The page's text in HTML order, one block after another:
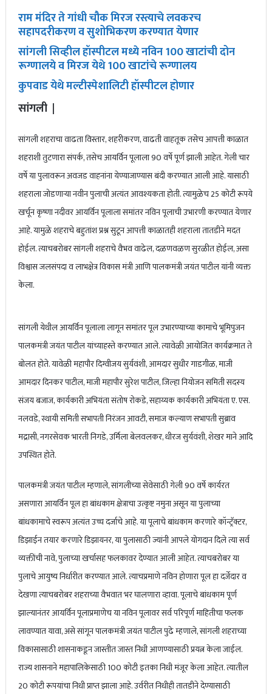
राम मंदिर ते गांधी चौक मिरज रस्त्याचे लवकरच
सहापदरीकरण व सुशोभिकरण करण्यात येणार
सांगली सिव्हील हॉस्पीटल मध्ये नविन 100 खाटांची दोन
रूग्णालये व मिरज येथे 100 खाटांचे रूग्णालय
कुपवाड येथे मल्टीस्पेशालिटी हॉस्पीटल होणार
सांगली |
सांगली शहराचा वाढता विस्तार, शहरीकरण, वाढती वाहतूक तसेच आपत्ती काळात
शहराशी तुटणारा संपर्क, तसेच आयर्विन पूलाला 90 वर्षे पूर्ण झाली आहेत. गेली चार
वर्षे या पुलावरून अवजड वाहनांना येण्याजाण्यास बंदी करण्यात आली आहे. यासाठी
शहराला जोडणाऱ्या नवीन पुलाची अत्यंत आवश्यकता होती. त्यामुळेच 25 कोटी रूपये
खर्चून कृष्णा नदीवर आयर्विन पूलाला समांतर नविन पूलाची उभारणी करण्यात येणार
आहे. यामुळे शहराचे बहुतांश प्रश्न सुटून आपत्ती काळातही शहराला तातडीने मदत
होईल. त्याचबरोबर सांगली शहराचे वैभव वाढेल, दळणवळण सुरळीत होईल, असा
विश्वास जलसंपदा व लाभक्षेत्र विकास मंत्री आणि पालकमंत्री जयंत पाटील यांनी व्यक्त
केला.
सांगली येथील आयर्विन पूलाला लागून समांतर पूल उभारण्याच्या कामाचे भूमिपुजन
पालकमंत्री जयंत पाटील यांच्याहस्ते करण्यात आले. त्यावेळी आयोजित कार्यक्रमात ते
बोलत होते. यावेळी महापौर दिग्वीजय सुर्यवंशी, आमदार सुधीर गाडगीळ, माजी
आमदार दिनकर पाटील, माजी महापौर सुरेश पाटील, जिल्हा नियोजन समिती सदस्य
संजय बजाज, कार्यकारी अभियंता संतोष रोकडे, सहाय्यक कार्यकारी अभियंता ए. एस.
नलवडे, स्थायी समिती सभापती निरंजन आवटी, समाज कल्याण सभापती सुब्राव
मद्रासी, नगरसेवक भारती निगडे, उर्मिला बेलवलकर, धीरज सुर्यवंशी, शेखर माने आदि
उपस्थित होते.
पालकमंत्री जयंत पाटील म्हणाले, सांगलीच्या सेवेसाठी गेली 90 वर्षे कार्यरत
असणारा आयर्विन पूल हा बांधकाम क्षेत्राचा उत्कृष्ट नमुना असून या पुलाच्या
बांधकामाचे स्वरूप अत्यंत उच्च दर्जाचे आहे. या पूलाचे बांधकाम करणारे कॉन्ट्रॅक्टर,
डिझाईन तयार करणारे डिझायनर, या पुलासाठी ज्यांनी आपले योगदान दिले त्या सर्व
व्यक्तींची नावे, पुलाच्या खर्चासह फलकावर देण्यात आली आहेत. त्याचबरोबर या
पुलाचे आयुष्य निर्धारीत करण्यात आले. त्याचप्रमाणे नविन होणारा पूल हा दर्जेदार व
देखणा त्याचबरोबर शहराच्या वैभवात भर घालणारा व्हावा. पूलाचे बांधकाम पूर्ण
झाल्यानंतर आयर्विन पूलाप्रमाणेच या नविन पूलावर सर्व परिपूर्ण माहितीचा फलक
लावण्यात यावा, असे सांगून पालकमंत्री जयंत पाटील पुढे म्हणाले, सांगली शहराच्या
विकासासाठी शासनाकडून जास्तीत जास्त निधी आणण्यासाठी प्रयत्न केला जाईल.
राज्य शासनाने महापालिकेसाठी 100 कोटी इतका निधी मंजूर केला आहेत. त्यातील
20 कोटी रूपयांचा निधी प्राप्त झाला आहे. उर्वरीत निधीही तातडीने देण्यासाठी